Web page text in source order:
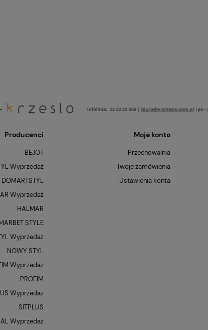
Producenci
BEJOT
Wyprzedaż
DOMARTSTYL
Wyprzedaż
HALMAR
STYLE
Wyprzedaż
NOWY STYL
Wyprzedaż
PROFIM
Wyprzedaż
SITPLUS
Wyprzedaż
Moje konto
Przechowalnia
Twoje zamówienia
Ustawienia konta